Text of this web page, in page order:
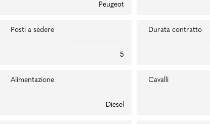
Peugeot
Posti a sedere
5
Durata contratto
Alimentazione
Diesel
Cavalli